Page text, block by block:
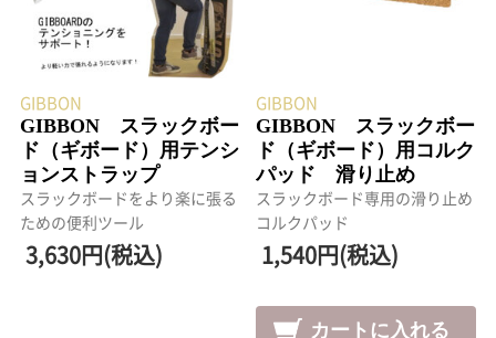
GIBBON
GIBBON スラックボー
ド（ギボード）用テンシ
ョンストラップ
スラックボードをより楽に張る
ための便利ツール
3,630円(税込)
GIBBON
GIBBON スラックボー
ド（ギボード）用コルク
パッド 滑り止め
スラックボード専用の滑り止め
コルクパッド
1,540円(税込)